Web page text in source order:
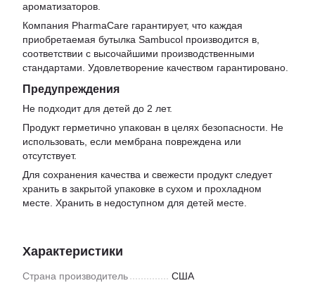
ароматизаторов.
Компания PharmaCare гарантирует, что каждая
приобретаемая бутылка Sambucol производится в,
соответствии с высочайшими производственными
стандартами. Удовлетворение качеством гарантировано.
Предупреждения
Не подходит для детей до 2 лет.
Продукт герметично упакован в целях безопасности. Не
использовать, если мембрана повреждена или
отсутствует.
Для сохранения качества и свежести продукт следует
хранить в закрытой упаковке в сухом и прохладном
месте. Хранить в недоступном для детей месте.
Характеристики
Страна производитель США